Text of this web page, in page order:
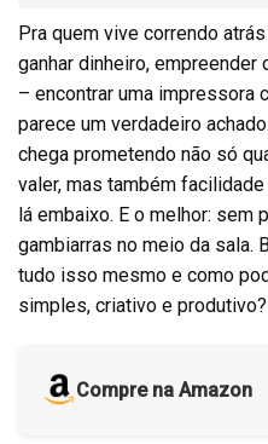
Pra quem vive correndo
ganhar dinheiro,
– encontrar uma impressora
parece um verdadeiro
chega prometendo não só
valer, mas também
lá embaixo. E o melhor: sem
gambiarras no meio da sala.
tudo isso mesmo e como
simples, criativo e produtivo?
Compre na Amazon